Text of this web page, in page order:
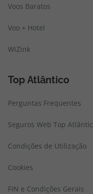
Voos Baratos
Voo + Hotel
WiZink
Top Atlântico
Perguntas Frequentes
Seguros Web Top
Condições de Utilização
Cookies
FIN e Condições Gerais